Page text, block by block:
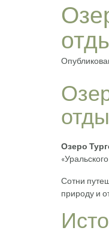
Озеро
Сотни
природу и